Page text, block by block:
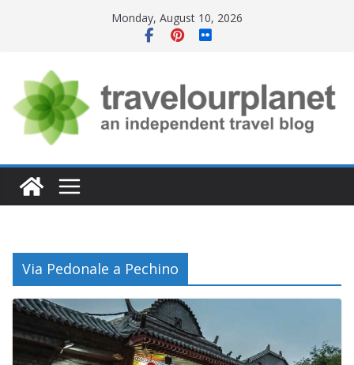
Monday, August 10, 2026
Via Pedonale a Pechino